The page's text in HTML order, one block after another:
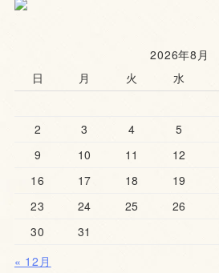
2026年8月
日
月 火 水
2
3 4 5
9
10 11 12
16
17 18 19
23
24 25 26
30
31
« 12月